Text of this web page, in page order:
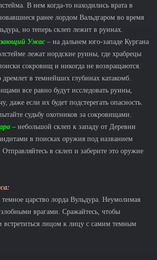
В нем когда-то находились врата в
ранее лордом Вальдгаром во время
но теперь склеп лежит в руинах.
Ужас – на дальнем юго-западе Кургана
лежат нордские руины, где храбрецы
сокровищ и никогда не возвращаются.
дремлет в темнейших глубинах катакомб.
все равно будут исследовать руины,
даже если их будет подстерегать опасность.
судьбу охотников за сокровищами.
– небольшой склеп к западу от Деревни
в поисках оружия под названием
в склеп и заберите это оружие
темное царство лорда Вульдура. Неумолимая
врагами. Сражайтесь, чтобы
встретиться лицом к лицу с самим темным